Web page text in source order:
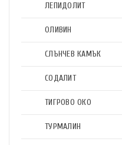
ЛЕПИДОЛИТ
ОЛИВИН
СЛЪНЧЕВ КАМЪК
СОДАЛИТ
ТИГРОВО ОКО
ТУРМАЛИН